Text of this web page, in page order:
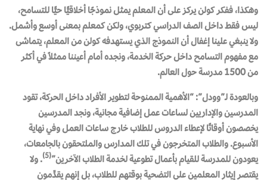
وهكذا، ففكر كولن يركز على أن المعلم يمثل نموذجًا أخلاقيًّا حيًّا للتسامح،
ليس فقط داخل الصف الدراسي كتربوي، ولكن كمعلم بمعنى أوسع وأشمل.
ولا ينبغي علينا إغفال أن النموذج الذي يستهدفه كولن من المعلم، يتماشى
مع مفهوم التسامح داخل حركة الخدمة، ونجده أمام أعيننا ممثلاً في أكثر
من 1500 مدرسة حول العالم.
وبالعودة لـ”وودل”: “الأهمية الممنوحة لتطوير الأفراد داخل الحركة، تقود
المدرسين والإداريين لساعات عمل إضافية مجانية، ونجد المدرسين
يخصصون أوقاتًا لإعطاء الدروس للطلاب خارج ساعات العمل وفي نهاية
الأسبوع. والطلاب المتخرجون في تلك المدارس والملتحقون بالجامعات،
يعودون للمدرسة للقيام بأعمال تطوعية لخدمة الطلاب الآخرين”(5)
. ولا
يقتصر إيثار المعلمين على التضحية بوقتهم للطلاب، بل إنهم يقدِّمون